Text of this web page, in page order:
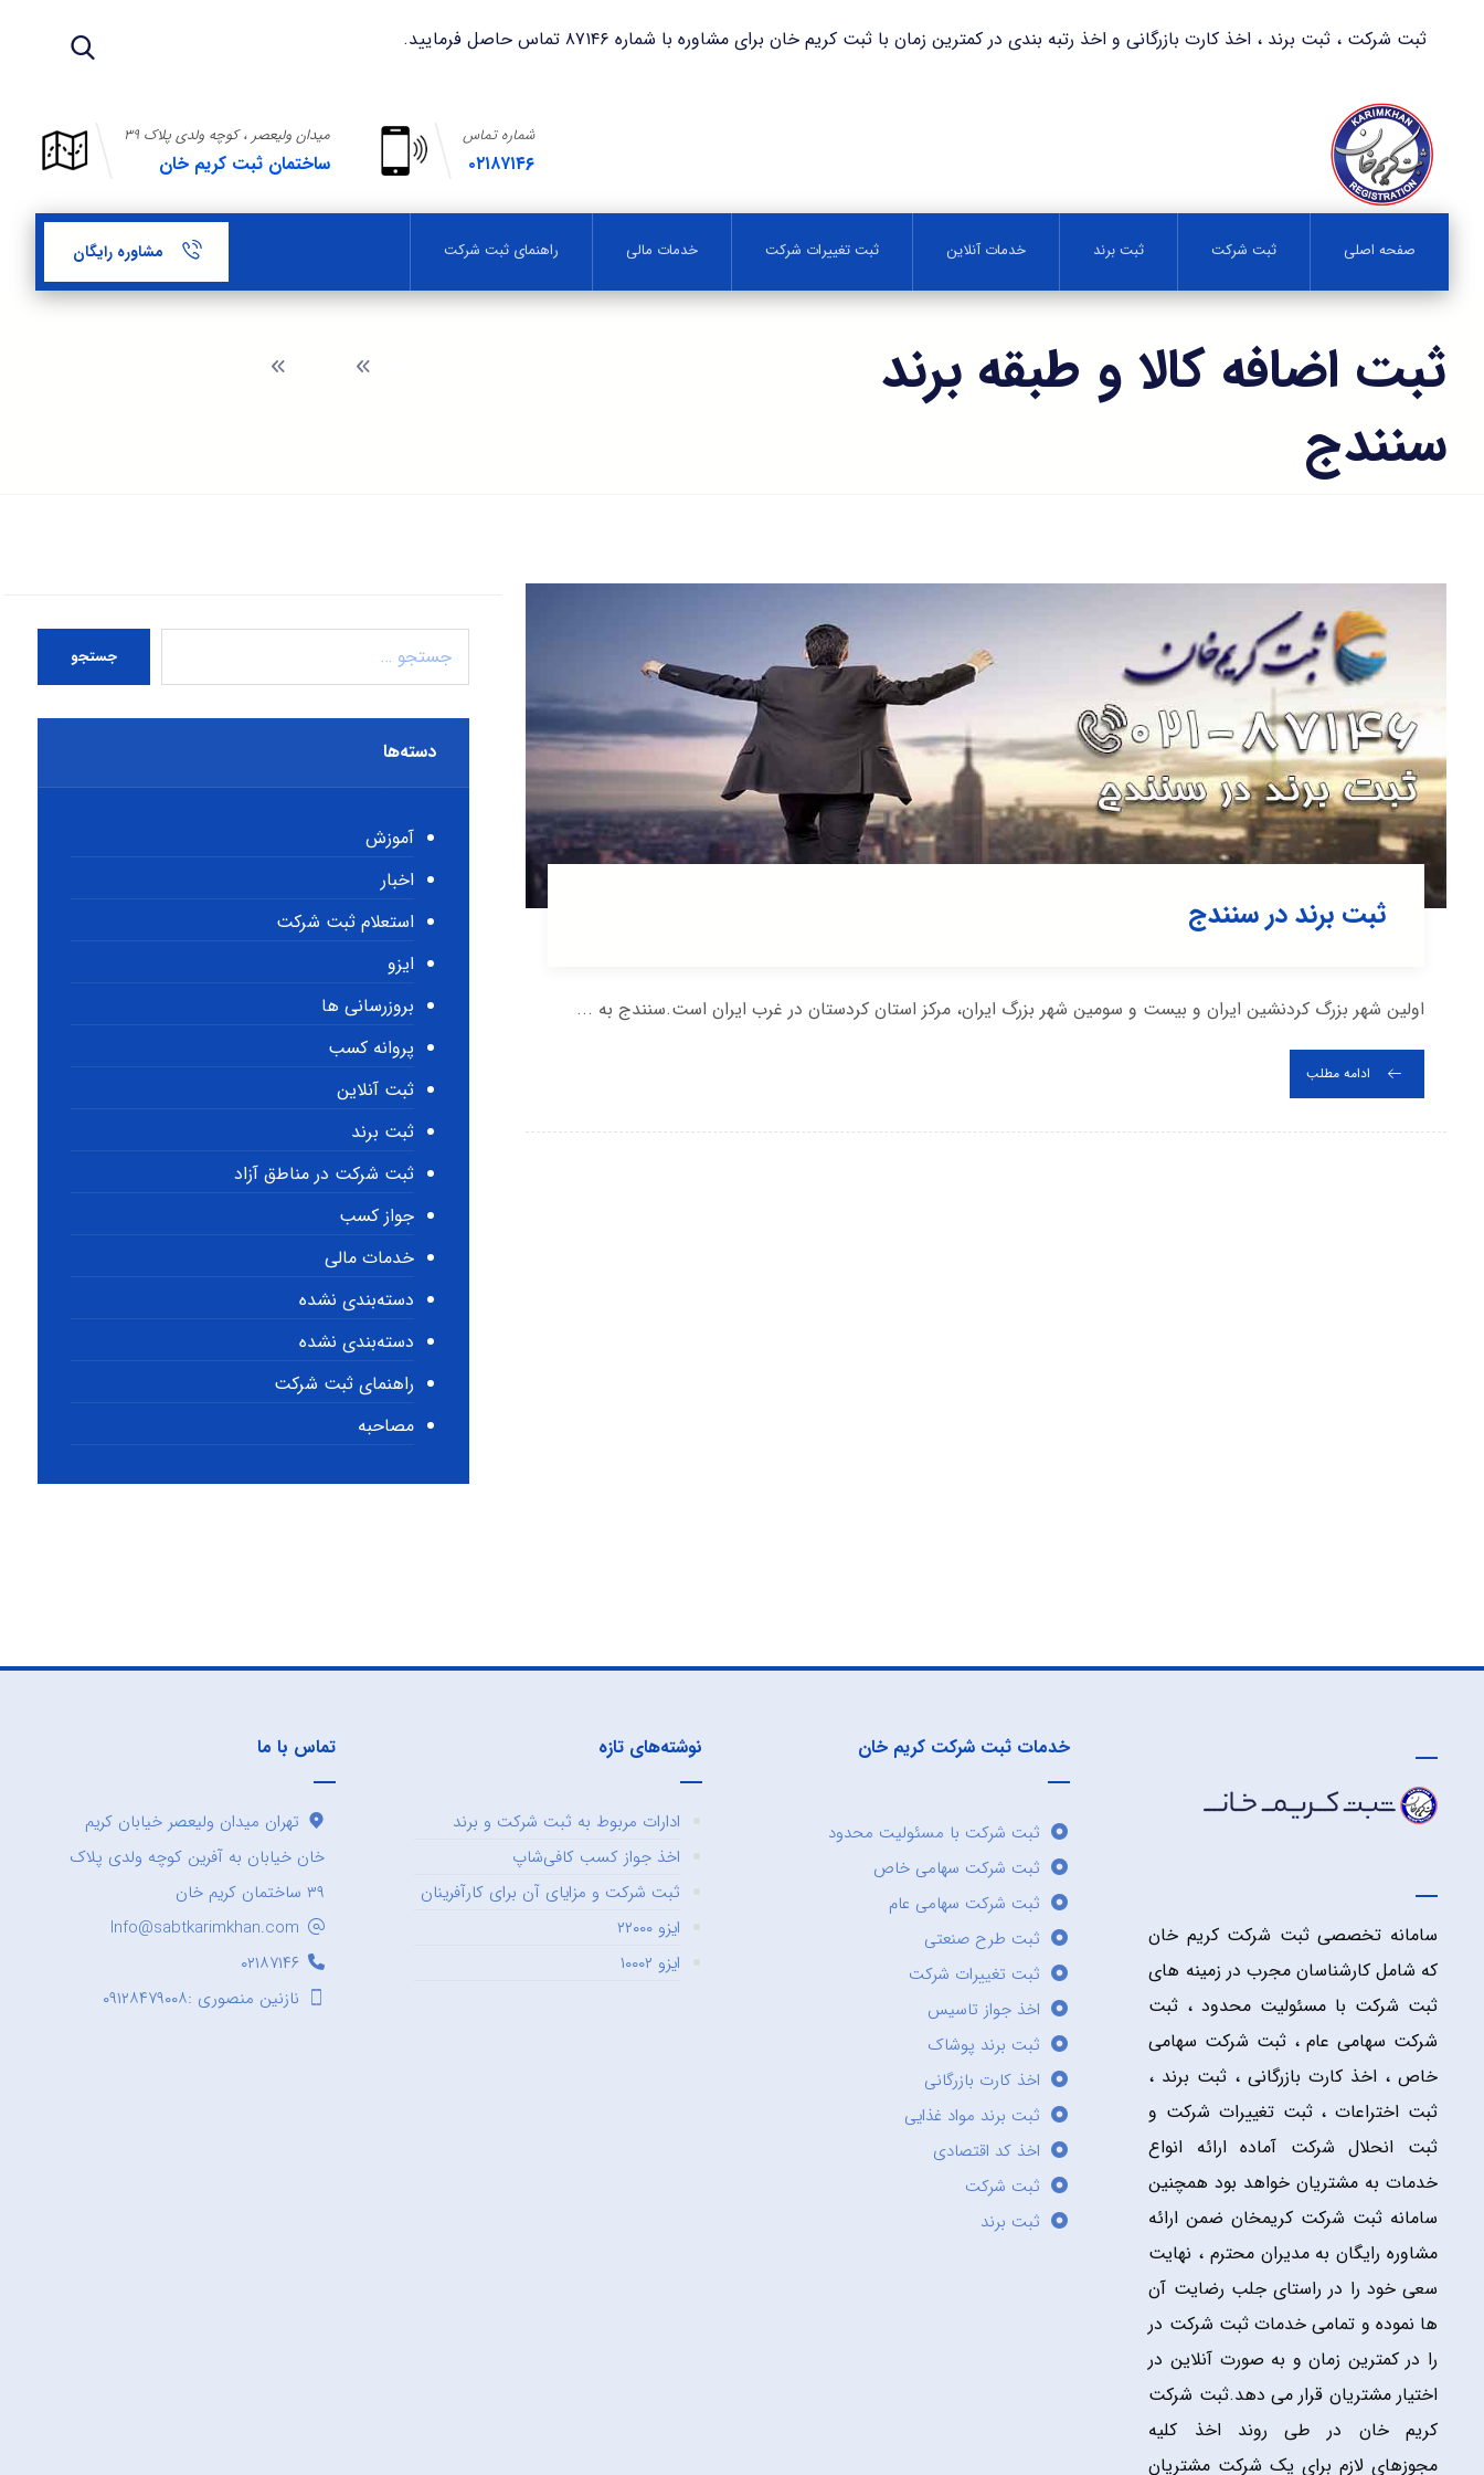
ثبت شرکت ، ثبت برند ، اخذ کارت بازرگانی و اخذ رتبه بندی در کمترین زمان با ثبت کریم خان برای مشاوره با شماره ۸۷۱۴۶ تماس حاصل فرمایید.
میدان ولیعصر ، کوچه ولدی پلاک ۳۹
ساختمان ثبت کریم خان
شماره تماس
۰۲۱۸۷۱۴۶
صفحه اصلی ثبت شرکت ثبت برند خدمات آنلاین ثبت تغییرات شرکت خدمات مالی راهنمای ثبت شرکت مشاوره رایگان
ثبت اضافه کالا و طبقه برند
سنندج
ثبت برند در سنندج
اولین شهر بزرگ کردنشین ایران و بیست و سومین شهر بزرگ ایران، مرکز استان کردستان در غرب ایران است.سنندج به ...
ادامه مطلب
جستجو
دسته‌ها
آموزش
اخبار
استعلام ثبت شرکت
ایزو
بروزرسانی ها
پروانه کسب
ثبت آنلاین
ثبت برند
ثبت شرکت در مناطق آزاد
جواز کسب
خدمات مالی
دسته‌بندی نشده
دسته‌بندی نشده
راهنمای ثبت شرکت
مصاحبه
سامانه تخصصی ثبت شرکت کریم خان
که شامل کارشناسان مجرب در زمینه های
ثبت شرکت با مسئولیت محدود ، ثبت
شرکت سهامی عام ، ثبت شرکت سهامی
خاص ، اخذ کارت بازرگانی ، ثبت برند ،
ثبت اختراعات ، ثبت تغییرات شرکت و
ثبت انحلال شرکت آماده ارائه انواع
خدمات به مشتریان خواهد بود همچنین
سامانه ثبت شرکت کریمخان ضمن ارائه
مشاوره رایگان به مدیران محترم ، نهایت
سعی خود را در راستای جلب رضایت آن
ها نموده و تمامی خدمات ثبت شرکت در
را در کمترین زمان و به صورت آنلاین در
اختیار مشتریان قرار می دهد.ثبت شرکت
کریم خان در طی روند اخذ کلیه
مجوزهای لازم برای یک شرکت مشتریان
خدمات ثبت شرکت کریم خان
ثبت شرکت با مسئولیت محدود
ثبت شرکت سهامی خاص
ثبت شرکت سهامی عام
ثبت طرح صنعتی
ثبت تغییرات شرکت
اخذ جواز تاسیس
ثبت برند پوشاک
اخذ کارت بازرگانی
ثبت برند مواد غذایی
اخذ کد اقتصادی
ثبت شرکت
ثبت برند
نوشته‌های تازه
ادارات مربوط به ثبت شرکت و برند
اخذ جواز کسب کافی‌شاپ
ثبت شرکت و مزایای آن برای کارآفرینان
ایزو ۲۲۰۰۰
ایزو ۱۰۰۰۲
تماس با ما
تهران میدان ولیعصر خیابان کریم
خان خیابان به آفرین کوچه ولدی پلاک
۳۹ ساختمان کریم خان
Info@sabtkarimkhan.com
۰۲۱۸۷۱۴۶
نازنین منصوری :۰۹۱۲۸۴۷۹۰۰۸